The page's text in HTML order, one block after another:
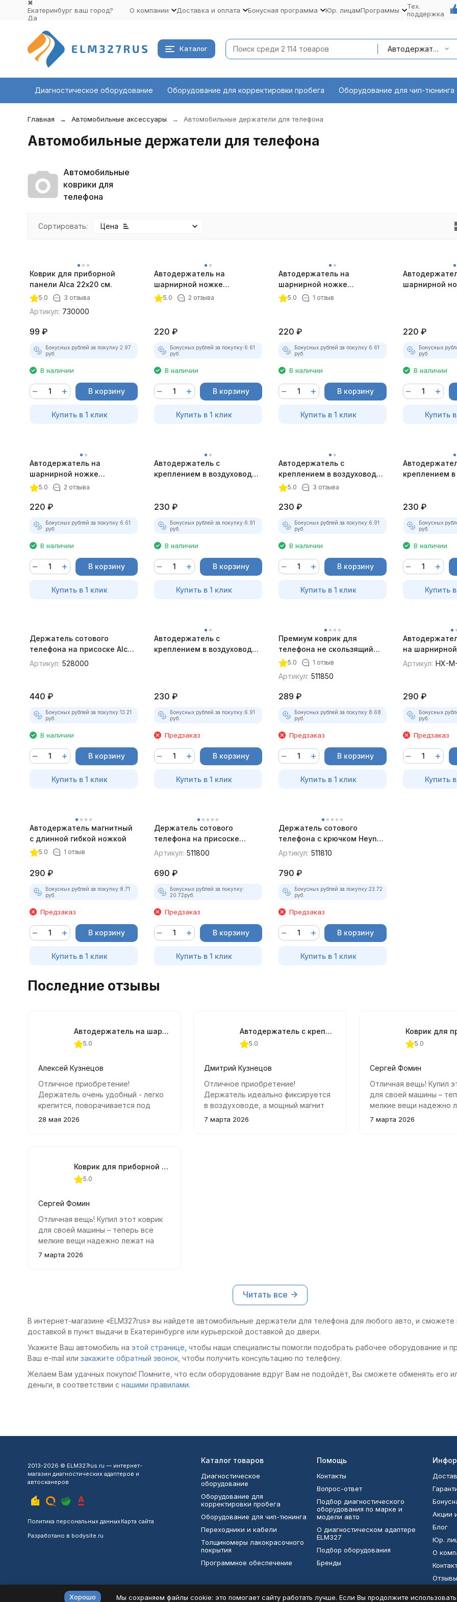
✖
Екатеринбург ваш город?
Да
О компании Доставка и оплата Бонусная программа Юр. лицамПрограммы
Тех.
поддержка
Каталог Автодержатели для телефона
Диагностическое оборудование Оборудование для корректировки пробега Оборудование для чип-тюнинга
Главная Автомобильные аксессуары Автомобильные держатели для телефона
Автомобильные держатели для телефона
Автомобильные
коврики для
телефона
Сортировать: Цена
покупателей
Коврик для приборной
панели Alca 22х20 см.
5.0 3 отзыва
Артикул: 730000
99 ₽
Бонусных рублей за покупку:2.97
руб.
В наличии
В корзину
Купить в 1 клик
Автодержатель на
шарнирной ножке
магнитный серебристый
5.0 2 отзыва
220 ₽
Бонусных рублей за покупку:6.61
руб.
В наличии
В корзину
Купить в 1 клик
Автодержатель на
шарнирной ножке
магнитный золотистый
5.0 1 отзыв
220 ₽
Бонусных рублей за покупку:6.61
руб.
В наличии
В корзину
Купить в 1 клик
шарнирной
220 ₽
Бонусных
руб.
В наличии
Купить
Автодержатель на
шарнирной ножке
магнитный красный
5.0 2 отзыва
220 ₽
Бонусных рублей за покупку:6.61
руб.
В наличии
В корзину
Купить в 1 клик
Автодержатель с
креплением в воздуховод
230 ₽
Бонусных рублей за покупку:6.91
руб.
В наличии
В корзину
Купить в 1 клик
Автодержатель с
креплением в воздуховод
магнитный графитовый
5.0 3 отзыва
230 ₽
Бонусных рублей за покупку:6.91
руб.
В наличии
В корзину
Купить в 1 клик
креплением в
230 ₽
Бонусных
руб.
В наличии
Купить
Держатель сотового
телефона на присоске Alca,
56-65 мм
Артикул: 528000
440 ₽
Бонусных рублей за покупку:13.21
руб.
В наличии
В корзину
Купить в 1 клик
Автодержатель с
креплением в воздуховод
230 ₽
Бонусных рублей за покупку:6.91
руб.
Предзаказ
В корзину
Купить в 1 клик
Премиум коврик для
телефона не скользящий
Heyner
5.0 1 отзыв
Артикул: 511850
289 ₽
Бонусных рублей за покупку:8.68
руб.
Предзаказ
В корзину
Купить в 1 клик
на
Артикул: HX-
290 ₽
Бонусных
руб.
Предзаказ
Купить
Автодержатель магнитный
с длинной гибкой ножкой
5.0 1 отзыв
290 ₽
Бонусных рублей за покупку:8.71
руб.
Предзаказ
В корзину
Купить в 1 клик
Держатель сотового
телефона на присоске
Heyner, 35-115 мм
Артикул: 511800
690 ₽
Бонусных рублей за покупку:
20.72руб.
Предзаказ
В корзину
Купить в 1 клик
Держатель сотового
телефона с крючком Heyner,
50-100 мм
Артикул: 511810
790 ₽
Бонусных рублей за покупку:23.72
руб.
Предзаказ
В корзину
Купить в 1 клик
Последние отзывы
Автодержатель на шарнирной ножке магнитный серебристый
5.0
Алексей Кузнецов
Отличное приобретение!
Держатель очень удобный - легко
крепится, поворачивается под
любым углом, а мощный магнит
28 мая 2026
Автодержатель с креплением в воздуховод магнитный графитовый
5.0
Дмитрий Кузнецов
Отличное приобретение!
Держатель идеально фиксируется
в воздуховоде, а мощный магнит
надёжно удерживает телефон
7 марта 2026
5.0
Сергей Фомин
Отличная вещь! Купил
для своей машины –
мелкие вещи надежно
месте. Телефон больше
7 марта 2026
Коврик для приборной панели Alca 22х20 см.
5.0
Сергей Фомин
Отличная вещь! Купил этот коврик
для своей машины – теперь все
мелкие вещи надежно лежат на
месте. Телефон больше не скользит
7 марта 2026
Читать все
В интернет-магазине «ELM327rus» вы найдете автомобильные держатели для телефона для любого авто, и сможете
доставкой в пункт выдачи в Екатеринбурге или курьерской доставкой до двери.
Укажите Ваш автомобиль на этой странице , чтобы наши специалисты помогли подобрать рабочее оборудование и
Ваш e-mail или закажите обратный звонок, чтобы получить консультацию по телефону.
Желаем Вам удачных покупок! Помните, что если оборудование вдруг Вам не подойдёт, Вы сможете обменять его
деньги, в соответствии с нашими правилами.
2013-2026 © ELM327rus.ru — интернет-
магазин диагностических адаптеров и
автосканеров
Политика персональных данныхКарта сайта
Разработано в bodysite.ru
Каталог товаров
Диагностическое
оборудование
Оборудование для
корректировки пробега
Оборудование для чип-тюнинга
Переходники и кабели
Толщиномеры лакокрасочного
покрытия
Программное обеспечение
Помощь
Контакты
Вопрос-ответ
Подбор диагностического
оборудования по марке и
модели авто
О диагностическом адаптере
ELM327
Подбор оборудования
Бренды
Акции
Блог
Юр.
О
Отзывы
Хорошо Мы сохраняем файлы cookie: это помогает сайту работать лучше. Если Вы продолжите